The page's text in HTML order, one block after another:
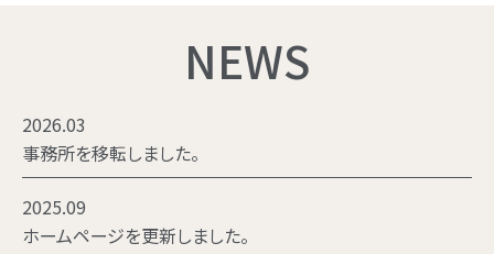
NEWS
2026.03
事務所を移転しました。
2025.09
ホームページを更新しました。